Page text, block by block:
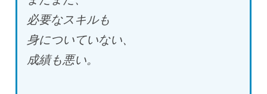
必要なスキルも
身についていない、
成績も悪い。